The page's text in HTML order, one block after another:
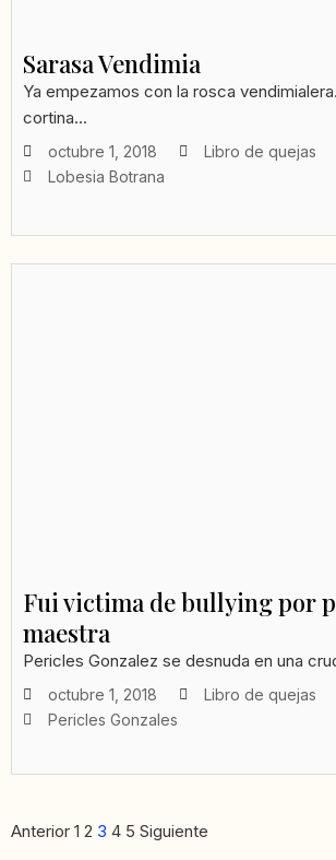
Sarasa Vendimia
Ya empezamos con la rosca
cortina...
octubre 1, 2018
Libro de quejas
Lobesia Botrana
Fui victima de bullying por
maestra
Pericles Gonzalez se desnuda en una
octubre 1, 2018
Libro de quejas
Pericles Gonzales
Anterior 1 2 3 4 5 Siguiente